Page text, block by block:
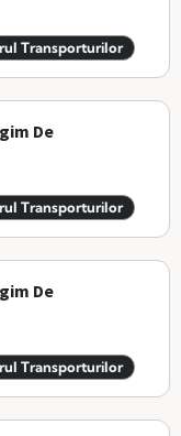
Transporturilor
De
Transporturilor
De
Transporturilor